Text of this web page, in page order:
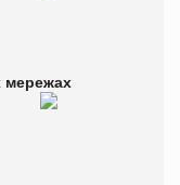
мережах